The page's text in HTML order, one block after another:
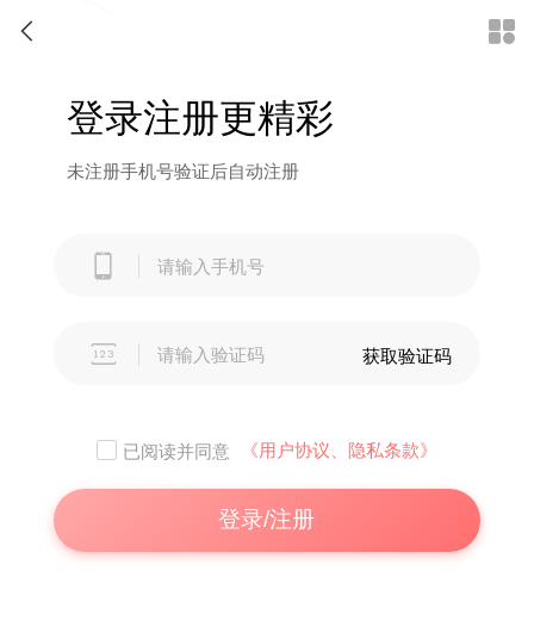

登录注册更精彩
未注册手机号验证后自动注册
 获取验证码
已阅读并同意 《用户协议、隐私条款》
登录/注册
